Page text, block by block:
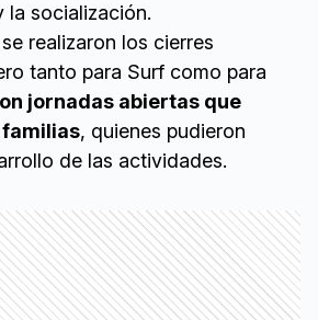
la socialización.
realizaron los cierres
tanto para Surf como para
jornadas abiertas que
, quienes pudieron
de las actividades.